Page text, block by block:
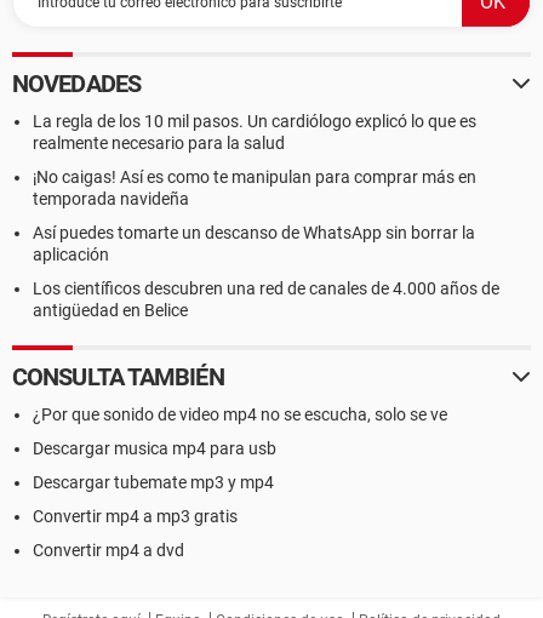
NOVEDADES
La regla de los 10 mil pasos. Un cardiólogo explicó lo que es
realmente necesario para la salud
¡No caigas! Así es como te manipulan para comprar más en
temporada navideña
Así puedes tomarte un descanso de WhatsApp sin borrar la
aplicación
Los científicos descubren una red de canales de 4.000 años de
antigüedad en Belice
CONSULTA TAMBIÉN
¿Por que sonido de video mp4 no se escucha, solo se ve
Descargar musica mp4 para usb
Descargar tubemate mp3 y mp4
Convertir mp4 a mp3 gratis
Convertir mp4 a dvd